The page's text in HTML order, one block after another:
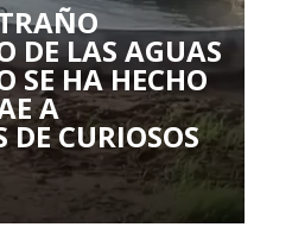
DE LAS AGUAS
SE HA HECHO
A
DE CURIOSOS